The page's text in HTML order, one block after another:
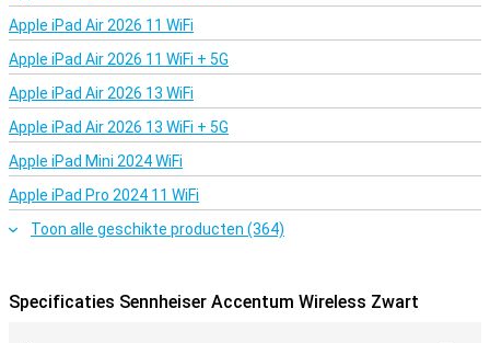
Apple iPad Air 2026 11 WiFi
Apple iPad Air 2026 11 WiFi + 5G
Apple iPad Air 2026 13 WiFi
Apple iPad Air 2026 13 WiFi + 5G
Apple iPad Mini 2024 WiFi
Apple iPad Pro 2024 11 WiFi
Toon alle geschikte producten (364)
Specificaties Sennheiser Accentum Wireless Zwart